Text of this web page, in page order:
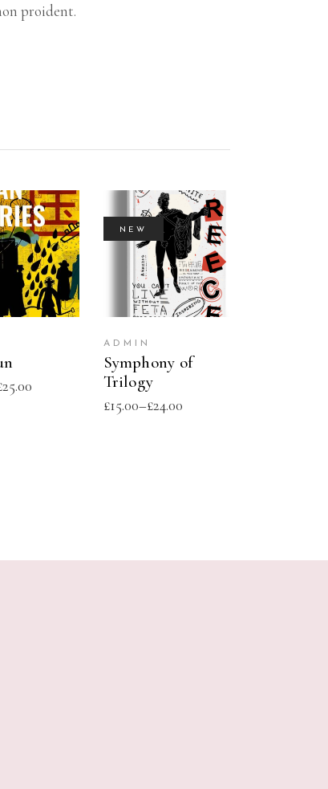
proident.
25.00
NEW
SELECT
OPTIONS
ADMIN
Symphony of
Trilogy
£15.00–£24.00